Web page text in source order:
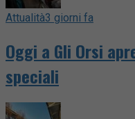
Attualità3 giorni fa
Oggi a Gli Orsi
speciali